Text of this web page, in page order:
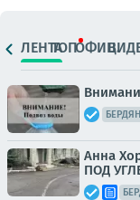
ЛЕНТАТОПОФИЦ.
Анна
ПОД